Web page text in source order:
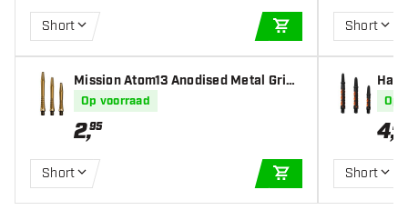
Short
IN WINKELWAGEN
Mission Atom13 Anodised Metal Gripp
ed Gold - Dart Shafts
Op voorraad
2,95
Short
IN WINKELWAGEN
Short
afts
Op
4,20
Short